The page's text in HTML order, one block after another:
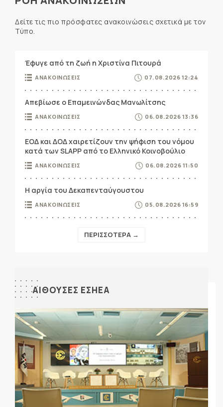
Δείτε τις πιο πρόσφατες ανακοινώσεις σχετικά με τον
Τύπο.
Έφυγε από τη ζωή η Χριστίνα Πιτουρά
ΑΝΑΚΟΙΝΩΣΕΙΣ 07.08.2026 12:24
Απεβίωσε ο Επαμεινώνδας Μανωλίτσης
ΑΝΑΚΟΙΝΩΣΕΙΣ 06.08.2026 13:36
ΕΟΔ και ΔΟΔ χαιρετίζουν την ψήφιση του νόμου
κατά των SLAPP από το Ελληνικό Κοινοβούλιο
ΑΝΑΚΟΙΝΩΣΕΙΣ 06.08.2026 11:50
Η αργία του Δεκαπενταύγουστου
ΑΝΑΚΟΙΝΩΣΕΙΣ 05.08.2026 16:59
ΠΕΡΙΣΣΟΤΕΡΑ →
ΑΙΘΟΥΣΕΣ ΕΣΗΕΑ